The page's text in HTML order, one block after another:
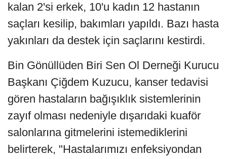
kalan 2'si erkek, 10'u kadın 12 hastanın
saçları kesilip, bakımları yapıldı. Bazı hasta
yakınları da destek için saçlarını kestirdi.
Bin Gönüllüden Biri Sen Ol Derneği Kurucu
Başkanı Çiğdem Kuzucu, kanser tedavisi
gören hastaların bağışıklık sistemlerinin
zayıf olması nedeniyle dışarıdaki kuaför
salonlarına gitmelerini istemediklerini
belirterek, "Hastalarımızı enfeksiyondan